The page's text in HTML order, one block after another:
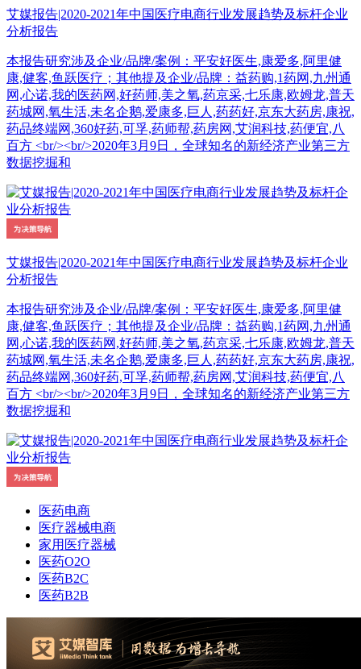
艾媒报告|2020-2021年中国医疗电商行业发展趋势及标杆企业
分析报告
本报告研究涉及企业/品牌/案例：平安好医生,康爱多,阿里健
康,健客,鱼跃医疗；其他提及企业/品牌：益药购,1药网,九州通
网,心诺,我的医药网,好药师,美之氧,药京采,七乐康,欧姆龙,普天
药城网,氧生活,未名企鹅,爱康多,巨人,药药好,京东大药房,康祝,
药品终端网,360好药,可孚,药师帮,药房网,艾润科技,药便宜,八
百方 <br/><br/>2020年3月9日，全球知名的新经济产业第三方
数据挖掘和
艾媒报告|2020-2021年中国医疗电商行业发展趋势及标杆企业
分析报告
本报告研究涉及企业/品牌/案例：平安好医生,康爱多,阿里健
康,健客,鱼跃医疗；其他提及企业/品牌：益药购,1药网,九州通
网,心诺,我的医药网,好药师,美之氧,药京采,七乐康,欧姆龙,普天
药城网,氧生活,未名企鹅,爱康多,巨人,药药好,京东大药房,康祝,
药品终端网,360好药,可孚,药师帮,药房网,艾润科技,药便宜,八
百方 <br/><br/>2020年3月9日，全球知名的新经济产业第三方
数据挖掘和
医药电商
医疗器械电商
家用医疗器械
医药O2O
医药B2C
医药B2B